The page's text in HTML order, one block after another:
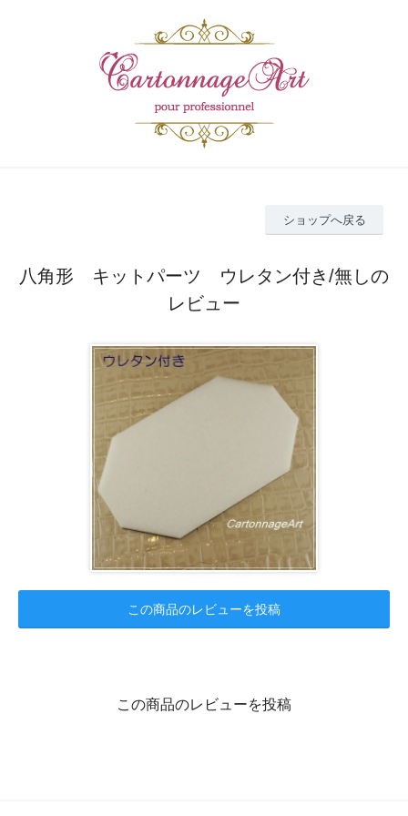
ショップへ戻る
八角形 キットパーツ ウレタン付き/無しの
レビュー
この商品のレビューを投稿
この商品のレビューを投稿